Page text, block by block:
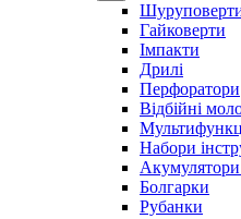
Гайковерти
Імпакти
Дрилі
Перфоратори
Відбійні
Набори
Акумулятори
Болгарки
Рубанки